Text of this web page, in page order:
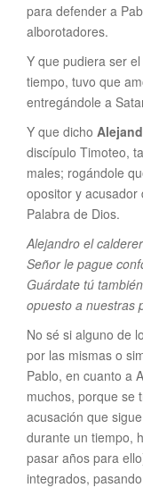
para defender a
alborotadores.
Y que pudiera ser
tiempo, tuvo que
entregándole a
Y que dicho
discípulo Timoteo,
males; rogándole
opositor y acusador
Palabra de Dios.
Alejandro el
Señor le pague
Guárdate tú
opuesto a nuestras
No sé si alguno de
por las mismas o
Pablo, en cuanto a
muchos, porque se
acusación que
durante un tiempo,
pasar años para
integrados,